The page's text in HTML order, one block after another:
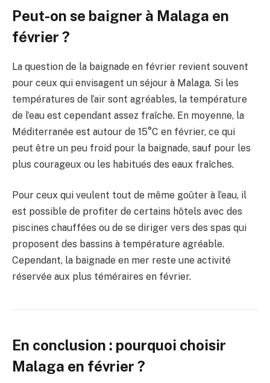
Peut-on se baigner à Malaga en
février ?
La question de la baignade en février revient souvent
pour ceux qui envisagent un séjour à Malaga. Si les
températures de l’air sont agréables, la température
de l’eau est cependant assez fraîche. En moyenne, la
Méditerranée est autour de 15°C en février, ce qui
peut être un peu froid pour la baignade, sauf pour les
plus courageux ou les habitués des eaux fraîches.
Pour ceux qui veulent tout de même goûter à l’eau, il
est possible de profiter de certains hôtels avec des
piscines chauffées ou de se diriger vers des spas qui
proposent des bassins à température agréable.
Cependant, la baignade en mer reste une activité
réservée aux plus téméraires en février.
En conclusion : pourquoi choisir
Malaga en février ?